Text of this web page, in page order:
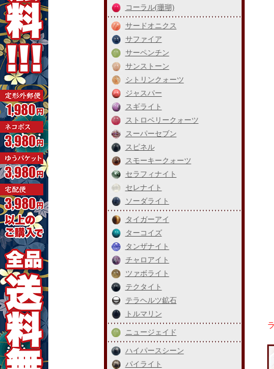
コーラル(珊瑚)
サードオニクス
サファイア
サーペンチン
サンストーン
シトリンクォーツ
ジャスパー
スギライト
ストロベリークォーツ
スーパーセブン
スピネル
スモーキークォーツ
セラフィナイト
セレナイト
ソーダライト
タイガーアイ
ターコイズ
タンザナイト
チャロアイト
ツァボライト
テクタイト
テラヘルツ鉱石
トルマリン
ニュージェイド
ハイパースシーン
パイライト